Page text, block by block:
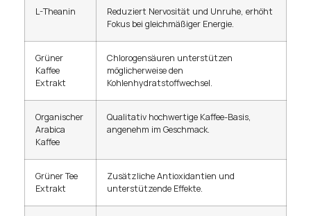
L-Theanin
Reduziert Nervosität und Unruhe, erhöht
Fokus bei gleichmäßiger Energie.
Grüner
Kaffee
Extrakt
Chlorogensäuren unterstützen
möglicherweise den
Kohlenhydratstoffwechsel.
Organischer
Arabica
Kaffee
Qualitativ hochwertige Kaffee-Basis,
angenehm im Geschmack.
Grüner Tee
Extrakt
Zusätzliche Antioxidantien und
unterstützende Effekte.